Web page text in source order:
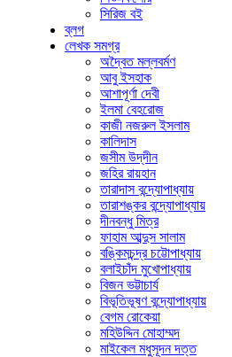
সিরিজ বই
ব্লগ
লেখক সমগ্র
অদ্বৈত মল্লবর্মণ
আবু ইসহাক
আশাপূর্ণা দেবী
ইলমা বেহরোজ
কাজী নজরুল ইসলাম
কালিদাস
জসীম উদ্‌দীন
জহির রায়হান
তারাদাস বন্দ্যোপাধ্যায়
তারাশঙ্কর বন্দ্যোপাধ্যায়
দীনবন্ধু মিত্র
ফাহাম আব্দুস সালাম
বঙ্কিমচন্দ্র চট্টোপাধ্যায়
বলাইচাঁদ মুখোপাধ্যায়
বিজন ভট্টাচার্য
বিভূতিভূষণ বন্দ্যোপাধ্যায়
বেগম রোকেয়া
মহিউদ্দিন মোহাম্মদ
মাইকেল মধুসূদন দত্ত